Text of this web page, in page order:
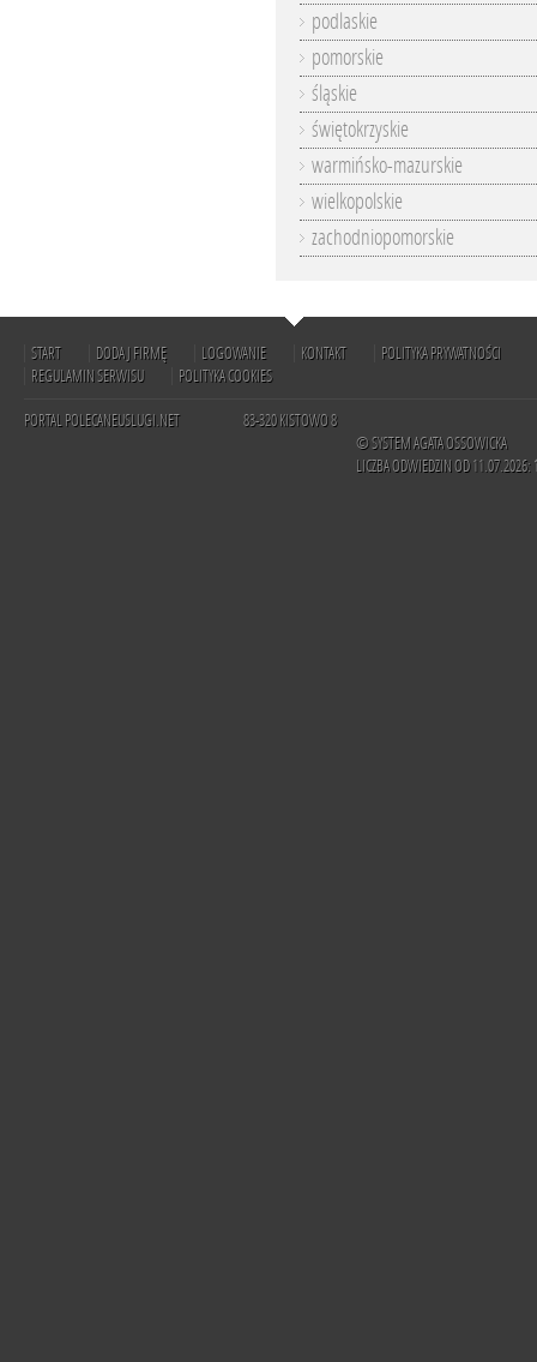
podlaskie
pomorskie
śląskie
świętokrzyskie
warmińsko-mazurskie
wielkopolskie
zachodniopomorskie
START DODAJ FIRMĘ LOGOWANIE KONTAKT
POLITYKA PRYWATNOŚCI
REGULAMIN SERWISU
POLITYKA COOKIES
PORTAL POLECANEUSLUGI.NET
83-320 KISTOWO 8
© SYSTEM AGATA OSSOWICKA
LICZBA ODWIEDZIN OD 11.07.2026: